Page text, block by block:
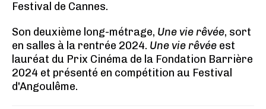
Festival de Cannes.
Son deuxième long-métrage, Une vie rêvée, sort
en salles à la rentrée 2024. Une vie rêvée est
lauréat du Prix Cinéma de la Fondation Barrière
2024 et présenté en compétition au Festival
d'Angoulême.